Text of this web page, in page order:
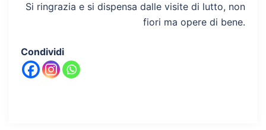
Si ringrazia e si dispensa dalle visite di lutto, non
fiori ma opere di bene.
Condividi